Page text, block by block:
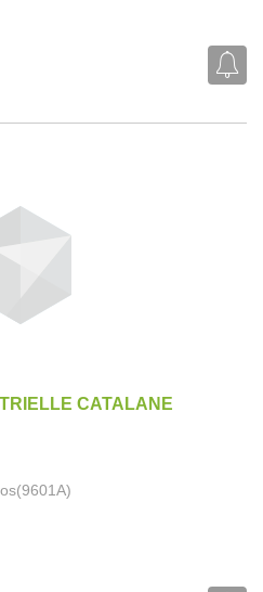
CATALANE